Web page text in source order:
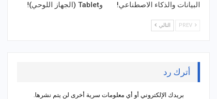
البيانات والذكاء الاصطناعي!
وTablet (الجهاز اللوحي)!
التالي
أترك رد
بريدك الإلكتروني أو أي معلومات سرية أخرى لن يتم نشرها.